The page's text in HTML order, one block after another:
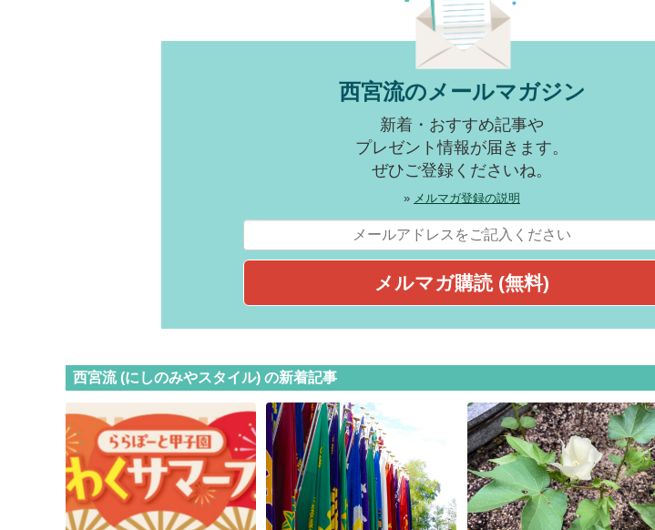
西宮流のメールマガジン
新着・おすすめ記事や
プレゼント情報が届きます。
ぜひご登録くださいね。
» メルマガ登録の説明
西宮流 (にしのみやスタイル) の新着記事